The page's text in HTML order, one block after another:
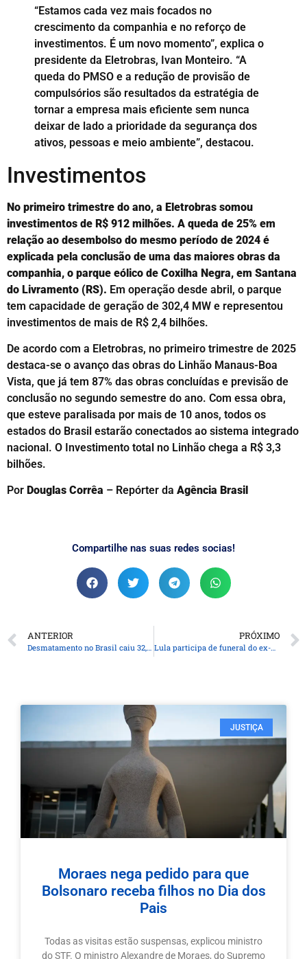
“Estamos cada vez mais focados no
crescimento da companhia e no reforço de
investimentos. É um novo momento”, explica o
presidente da Eletrobras, Ivan Monteiro. “A
queda do PMSO e a redução de provisão de
compulsórios são resultados da estratégia de
tornar a empresa mais eficiente sem nunca
deixar de lado a prioridade da segurança dos
ativos, pessoas e meio ambiente”, destacou.
Investimentos
No primeiro trimestre do ano, a Eletrobras somou
investimentos de R$ 912 milhões. A queda de 25% em
relação ao desembolso do mesmo período de 2024 é
explicada pela conclusão de uma das maiores obras da
companhia, o parque eólico de Coxilha Negra, em Santana
do Livramento (RS). Em operação desde abril, o parque
tem capacidade de geração de 302,4 MW e representou
investimentos de mais de R$ 2,4 bilhões.
De acordo com a Eletrobras, no primeiro trimestre de 2025
destaca-se o avanço das obras do Linhão Manaus-Boa
Vista, que já tem 87% das obras concluídas e previsão de
conclusão no segundo semestre do ano. Com essa obra,
que esteve paralisada por mais de 10 anos, todos os
estados do Brasil estarão conectados ao sistema integrado
nacional. O Investimento total no Linhão chega a R$ 3,3
bilhões.
Por Douglas Corrêa – Repórter da Agência Brasil
Compartilhe nas suas redes socias!
ANTERIOR
Desmatamento no Brasil caiu 32,4% em 2024
PRÓXIMO
Lula participa de funeral do ex-presidente do Uruguai Pepe Mujica
JUSTIÇA
Moraes nega pedido para que
Bolsonaro receba filhos no Dia dos
Pais
Todas as visitas estão suspensas, explicou ministro
do STF. O ministro Alexandre de Moraes, do Supremo